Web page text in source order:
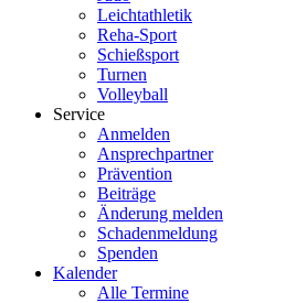
Leichtathletik
Reha-Sport
Schießsport
Turnen
Volleyball
Service
Anmelden
Ansprechpartner
Prävention
Beiträge
Änderung melden
Schadenmeldung
Spenden
Kalender
Alle Termine